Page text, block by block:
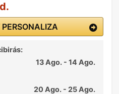
13 Ago. - 14 Ago.
20 Ago. - 25 Ago.